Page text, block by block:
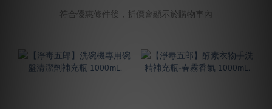
符合優惠條件後，折價會顯示於購物車內